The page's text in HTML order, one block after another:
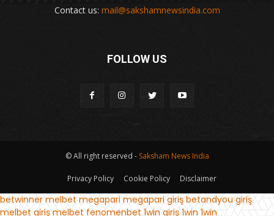
Contact us: mail@sakshamnewsindia.com
FOLLOW US
© All right reserved - Saksham News India
Privacy Policy Cookie Policy Disclaimer
betwinner melbet megapari megapari giriş betandyou giriş
melbet giriş melbet fenomenbet 1win giriş 1win 1win